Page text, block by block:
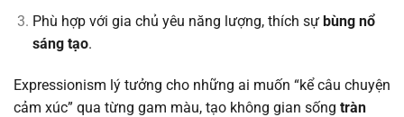
Phù hợp với gia chủ yêu năng lượng, thích sự bùng nổ
sáng tạo.
Expressionism lý tưởng cho những ai muốn “kể câu chuyện
cảm xúc” qua từng gam màu, tạo không gian sống tràn